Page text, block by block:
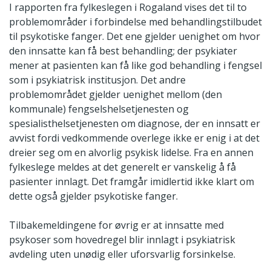
I rapporten fra fylkeslegen i Rogaland vises det til to
problemområder i forbindelse med behandlingstilbudet
til psykotiske fanger. Det ene gjelder uenighet om hvor
den innsatte kan få best behandling; der psykiater
mener at pasienten kan få like god behandling i fengsel
som i psykiatrisk institusjon. Det andre
problemområdet gjelder uenighet mellom (den
kommunale) fengselshelsetjenesten og
spesialisthelsetjenesten om diagnose, der en innsatt er
avvist fordi vedkommende overlege ikke er enig i at det
dreier seg om en alvorlig psykisk lidelse. Fra en annen
fylkeslege meldes at det generelt er vanskelig å få
pasienter innlagt. Det framgår imidlertid ikke klart om
dette også gjelder psykotiske fanger.
Tilbakemeldingene for øvrig er at innsatte med
psykoser som hovedregel blir innlagt i psykiatrisk
avdeling uten unødig eller uforsvarlig forsinkelse.